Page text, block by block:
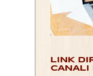
LINK
CANALI